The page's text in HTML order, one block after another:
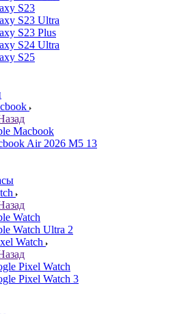
S23
S23 Ultra
S23 Plus
S24 Ultra
S25
Macbook
Air 2026 M5 13
Watch
Watch Ultra 2
Watch
Pixel Watch
Pixel Watch 3